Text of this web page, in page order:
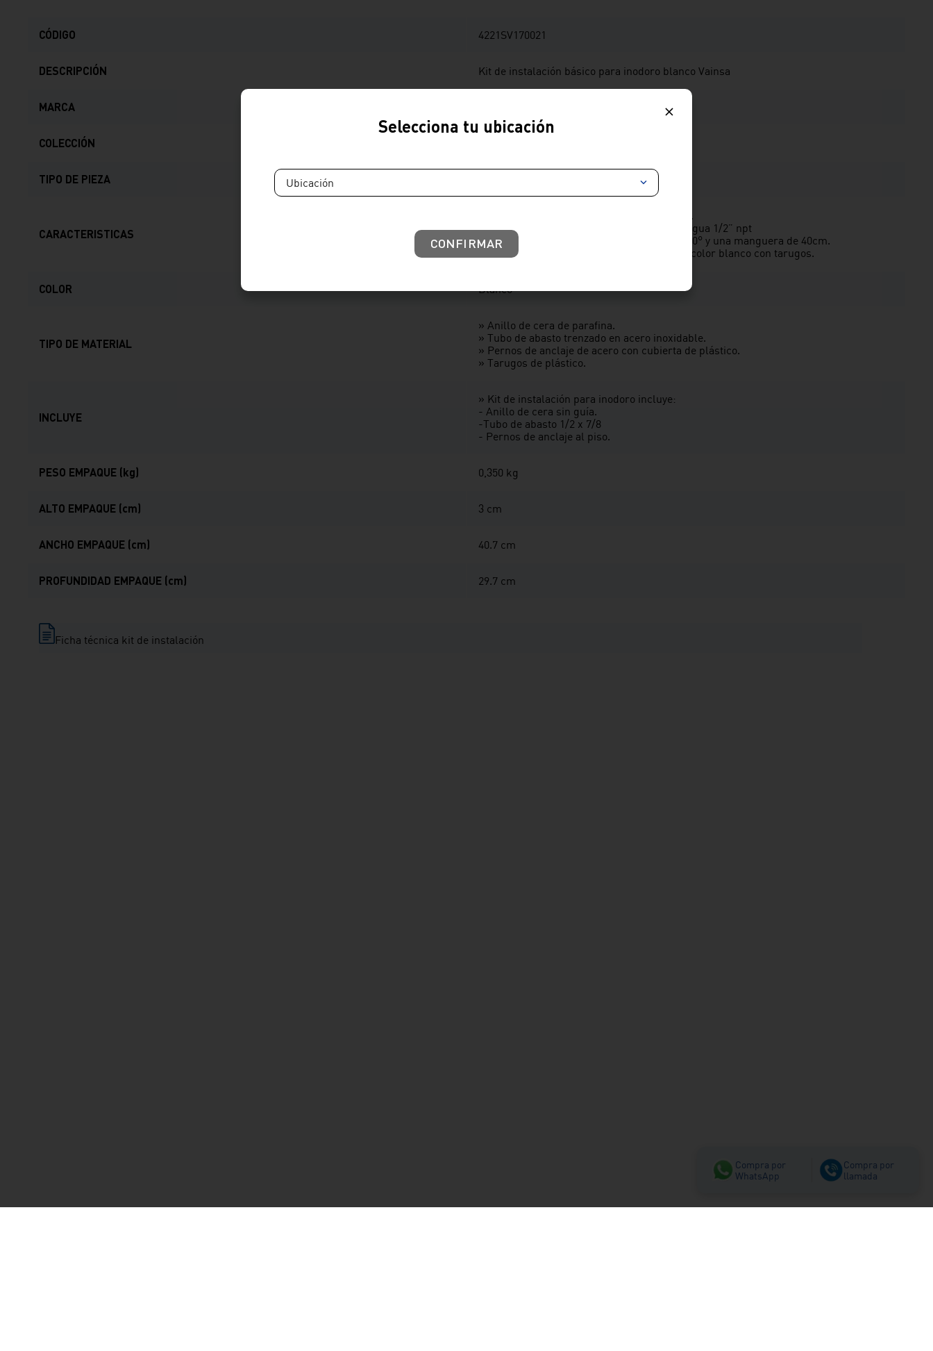
Compra por
WhatsApp
Compra por
llamada
CÓDIGO 4221SV170021
DESCRIPCIÓN Kit de instalación básico para inodoro blanco Vainsa
MARCA
COLECCIÓN
TIPO DE PIEZA
CARACTERISTICAS
» Anillo de cera que previene fugas de agua.
» Tubo de abasto con conexión al punto de agua 1/2” npt
y 7/8“ con tuerca hembra con rotación de 360° y una manguera de 40cm.
» Perno de anclaje al piso con capuchón de color blanco con tarugos.
COLOR Blanco
TIPO DE MATERIAL
» Anillo de cera de parafina.
» Tubo de abasto trenzado en acero inoxidable.
» Pernos de anclaje de acero con cubierta de plástico.
» Tarugos de plástico.
INCLUYE
» Kit de instalación para inodoro incluye:
- Anillo de cera sin guía.
-Tubo de abasto 1/2 x 7/8
- Pernos de anclaje al piso.
PESO EMPAQUE (kg) 0,350 kg
ALTO EMPAQUE (cm) 3 cm
ANCHO EMPAQUE (cm) 40.7 cm
PROFUNDIDAD EMPAQUE (cm) 29.7 cm
Ficha técnica kit de instalación
Selecciona tu ubicación
Ubicación
CONFIRMAR